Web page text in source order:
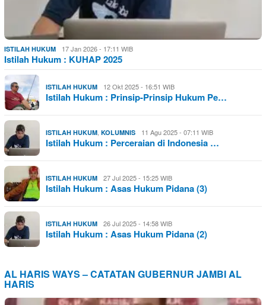
ISTILAH HUKUM 17 Jan 2026 - 17:11 WIB
Istilah Hukum : KUHAP 2025
ISTILAH HUKUM 12 Okt 2025 - 16:51 WIB
Istilah Hukum : Prinsip-Prinsip Hukum Pe…
ISTILAH HUKUM, KOLUMNIS 11 Agu 2025 - 07:11 WIB
Istilah Hukum : Perceraian di Indonesia …
ISTILAH HUKUM 27 Jul 2025 - 15:25 WIB
Istilah Hukum : Asas Hukum Pidana (3)
ISTILAH HUKUM 26 Jul 2025 - 14:58 WIB
Istilah Hukum : Asas Hukum Pidana (2)
AL HARIS WAYS – CATATAN GUBERNUR JAMBI AL
HARIS